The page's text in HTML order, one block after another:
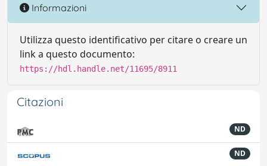
Informazioni
Utilizza questo identificativo per citare o creare un
link a questo documento:
https://hdl.handle.net/11695/8911
Citazioni
ND
ND